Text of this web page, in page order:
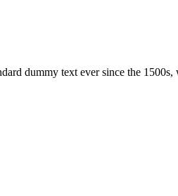
dummy text ever since the